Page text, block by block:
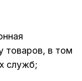
товаров, в том
служб;